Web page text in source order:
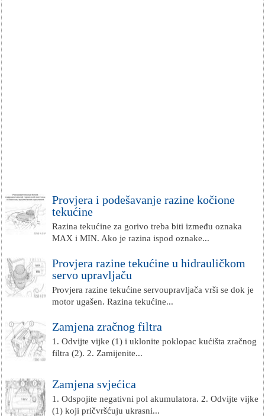
Provjera i podešavanje razine kočione
tekućine
Razina tekućine za gorivo treba biti između oznaka
MAX i MIN. Ako je razina ispod oznake...
Provjera razine tekućine u hidrauličkom
servo upravljaču
Provjera razine tekućine servoupravljača vrši se dok je
motor ugašen. Razina tekućine...
Zamjena zračnog filtra
1. Odvijte vijke (1) i uklonite poklopac kućišta zračnog
filtra (2). 2. Zamijenite...
Zamjena svjećica
1. Odspojite negativni pol akumulatora. 2. Odvijte vijke
(1) koji pričvršćuju ukrasni...